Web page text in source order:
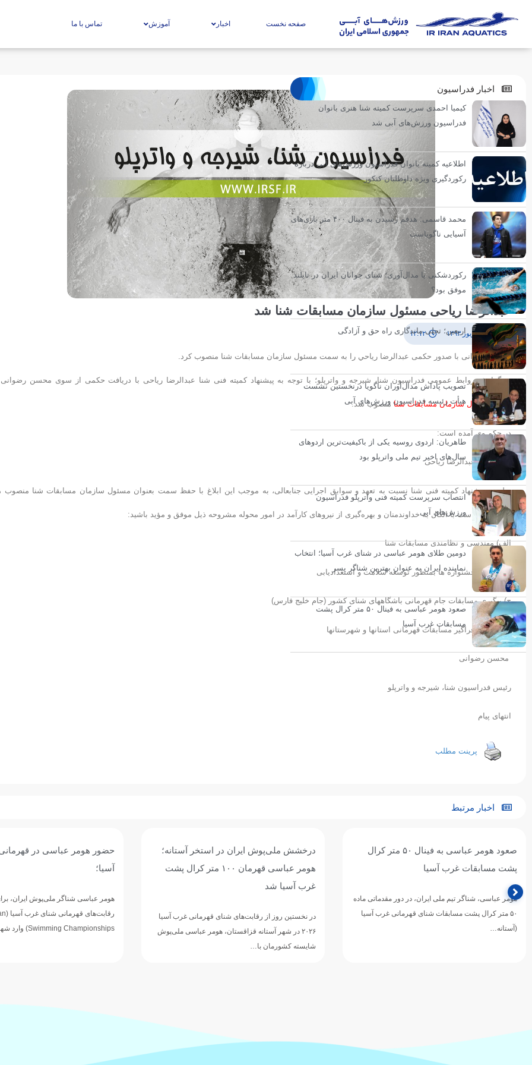
صفحه نخست اخبار آموزش تماس با ما
عبدالرضا ریاحی مسئول سازمان مسابقات شنا شد
۲۵ شهریور ۱۳۹۳ ۱۲:۱۲
محسن رضوانی با صدور حکمی عبدالرضا رياحي را به سمت مسئول سازمان مسابقات شنا منصوب کرد.
به گزارش روابط عمومی فدراسیون شنا، شیرجه و واترپلو؛ با توجه به پیشنهاد کمیته فنی شنا عبدالرضا ریاحی با دریافت حکمی از سوی محسن رضوانی
سمتمسئول سازمان مسابقات شنا منصوب شد.
در حکم وی آمده است:
جناب آقای عبدالرضا ریاحی
نظر به پیشنهاد کمیته فنی شنا نسبت به تعهد و سوابق اجرایی جنابعالی، به موجب این ابلاغ با حفظ سمت بعنوان مسئول سازمان مسابقات شنا منصوب
شوید. امید است با اتکال به خداوند‌منان و بهره‌گیری از نیروهای کارآمد در امور محوله مشروحه ذیل موفق و مؤید باشید:
الف) مهندسی و نظامندی مسابقات شنا
ب) پیگیری جشنواره ها بمنظور توسعه سلامت و استعدادیابی
ج) پیگیری مسابقات جام قهرمانی باشگاههای شنای کشور (جام خلیج فارس)
د) برگزاری فراگیر مسابقات قهرمانی استانها و شهرستانها
محسن رضوانی
رئیس فدراسیون شنا، شیرجه و واترپلو
انتهای پیام
پرینت مطلب
اخبار فدراسیون
کیمیا احمدی سرپرست کمیته شنا هنری بانوان
فدراسیون ورزش‌های آبی شد
اطلاعیه کمیته بانوان فدراسیون ورزش‌های آبی درباره
رکوردگیری ویژه داوطلبان کنکور
محمد قاسمی: هدفم رسیدن به فینال ۴۰۰ متر بازی‌های
آسیایی ناگویاست
رکوردشکنی یا مدال‌آوری؛ شنای جوانان ایران در تایلند
موفق بود؟
اربعین؛ تجلی ماندگاری راه حق و آزادگی
تصویب پاداش مدال‌آوران ناگویا درنخستین نشست
هیأت رئیسه فدراسیون ورزش‌های آبی
طاهریان: اردوی روسیه یکی از باکیفیت‌ترین اردوهای
سال‌های اخیر تیم ملی واترپلو بود
انتصاب سرپرست کمیته فنی واترپلو فدراسیون
ورزش‌های آبی
دومین طلای هومر عباسی در شنای غرب آسیا؛ انتخاب
نماینده ایران به عنوان بهترین شناگر پسر
صعود هومر عباسی به فینال ۵۰ متر کرال پشت
مسابقات غرب آسیا
اخبار مرتبط
درخشش ملی‌پوش ایران در استخر آستانه؛
در نخستین روز از رقابت‌های شنای قهرمانی غرب آسیا
حضور هومر عباسی در قهرمانی شنای غرب
آسیا؛
رقابت‌های قهرمانی شنای غرب آسیا (AOSI West Asian
Swimming Championships) وارد شهر…
اطلاعیه فدراسیون
فدراسیون ورزش‌های آبی با
ارگان‌ها، دستگاه‌های
مراکز تخصصی خواست پیش